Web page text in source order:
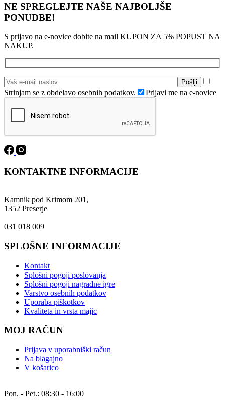
NE SPREGLEJTE NAŠE NAJBOLJŠE
PONUDBE!
S prijavo na e-novice dobite na mail KUPON ZA 5% POPUST NA
NAKUP.
Strinjam se z obdelavo osebnih podatkov. Prijavi me na e-novice
KONTAKTNE INFORMACIJE
Kamnik pod Krimom 201,
1352 Preserje
031 018 009
SPLOŠNE INFORMACIJE
Kontakt
Splošni pogoji poslovanja
Splošni pogoji nagradne igre
Varstvo osebnih podatkov
Uporaba piškotkov
Kvaliteta in vrsta majic
MOJ RAČUN
Prijava v uporabniški račun
Na blagajno
V košarico
Pon. - Pet.: 08:30 - 16:00